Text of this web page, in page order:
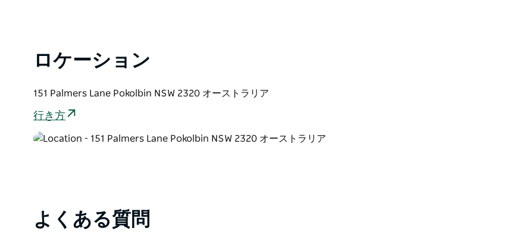
カウル・ハンターバレー・レストランでは、美しく整備された庭園の景色を眺めながらお食事をお楽し
ロケーション
151 Palmers Lane Pokolbin NSW 2320 オーストラリア
行き方
よくある質問